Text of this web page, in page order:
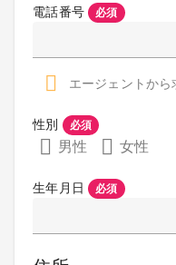
電話番号 必須
エージェントから
性別 必須
男性 女性
生年月日 必須